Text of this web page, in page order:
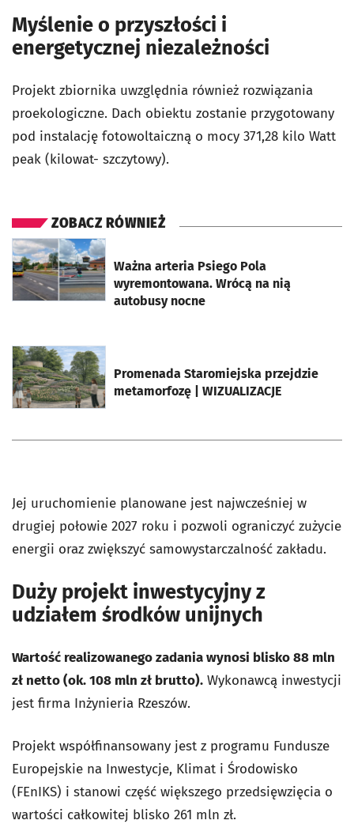
Myślenie o przyszłości i
energetycznej niezależności
Projekt zbiornika uwzględnia również rozwiązania
proekologiczne. Dach obiektu zostanie przygotowany
pod instalację fotowoltaiczną o mocy 371,28 kilo Watt
peak (kilowat- szczytowy).
ZOBACZ RÓWNIEŻ
Ważna arteria Psiego Pola
wyremontowana. Wrócą na nią
autobusy nocne
otworzy się w nowej karcie
Promenada Staromiejska przejdzie
metamorfozę | WIZUALIZACJE
otworzy się w nowej karcie
Jej uruchomienie planowane jest najwcześniej w
drugiej połowie 2027 roku i pozwoli ograniczyć zużycie
energii oraz zwiększyć samowystarczalność zakładu.
Duży projekt inwestycyjny z
udziałem środków unijnych
Wartość realizowanego zadania wynosi blisko 88 mln
zł netto (ok. 108 mln zł brutto). Wykonawcą inwestycji
jest firma Inżynieria Rzeszów.
Projekt współfinansowany jest z programu Fundusze
Europejskie na Inwestycje, Klimat i Środowisko
(FEnIKS) i stanowi część większego przedsięwzięcia o
wartości całkowitej blisko 261 mln zł.